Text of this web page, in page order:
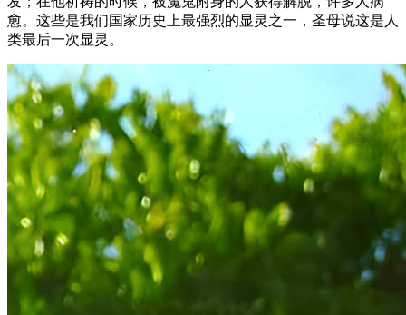
愈。这些是我们国家历史上最强烈的显灵之一，圣母说这是人
类最后一次显灵。